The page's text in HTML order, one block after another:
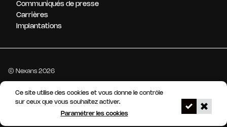
Communiqués de presse
Carrières
Implantations
© Nexans 2026
Gestion des cookies
Accessibilité : non conforme
Notre dispositif d'alerte
Ce site utilise des cookies et vous donne le contrôle
sur ceux que vous souhaitez activer.
Paramétrer les cookies